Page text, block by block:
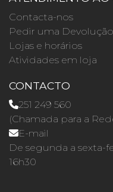
Contacta-nos
Pedir uma Devolução
Lojas e horários
Atividades em loja
CONTACTO
251 249 560
(Chamada para a
E-mail
De segunda a sexta-
16h30